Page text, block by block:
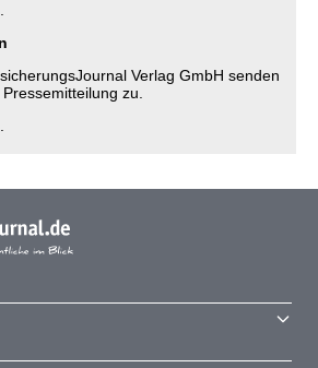
Verlag GmbH senden
zu.